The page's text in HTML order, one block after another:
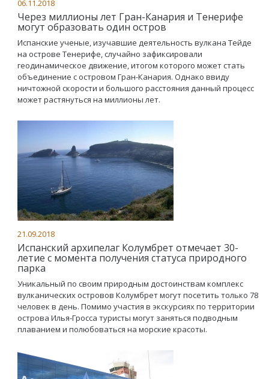
06.11.2018
Через миллионы лет Гран-Канария и Тенерифе
могут образовать один остров
Испанские ученые, изучавшие деятельность вулкана Тейде
на острове Тенерифе, случайно зафиксировали
геодинамическое движение, итогом которого может стать
объединение с островом Гран-Канария. Однако ввиду
ничтожной скорости и большого расстояния данный процесс
может растянуться на миллионы лет.
21.09.2018
Испанский архипелаг Колумбрет отмечает 30-
летие с момента получения статуса природного
парка
Уникальный по своим природным достоинствам комплекс
вулканических островов Колумбрет могут посетить только 78
человек в день. Помимо участия в экскурсиях по территории
острова Илья-Гросса туристы могут заняться подводным
плаванием и полюбоваться на морские красоты.